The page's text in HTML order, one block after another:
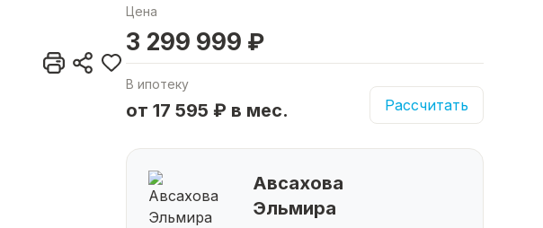
Цена
3 299 999 ₽
В ипотеку
от 17 595 ₽ в мес. Рассчитать
Авсахова
Эльмира